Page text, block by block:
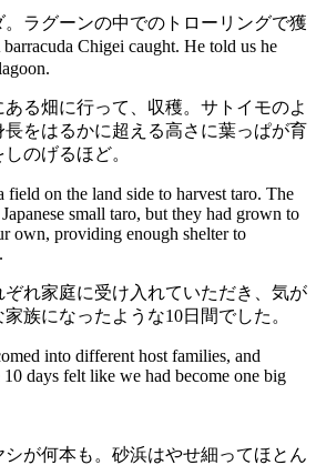
ラグーンの中でのトローリングで獲
Chigei caught. He told us he
る畑に行って、収穫。サトイモのよ
長をはるかに超える高さに葉っぱが育
のげるほど。
field on the land side to harvest taro. The
small taro, but they had grown to
own, providing enough shelter to
れ家庭に受け入れていただき、気が
族になったような10日間でした。
into different host families, and
days felt like we had become one big
が何本も。砂浜はやせ細ってほとん